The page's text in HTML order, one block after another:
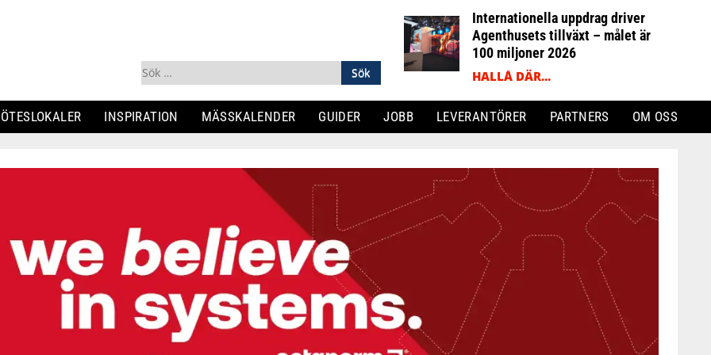
Sök
efter:
Internationella uppdrag driver
Agenthusets tillväxt – målet är
100 miljoner 2026
HALLÅ DÄR...
INSPIRATION MÄSSKALENDER GUIDER JOBB LEVERANTÖRER PARTNERS OM OSS